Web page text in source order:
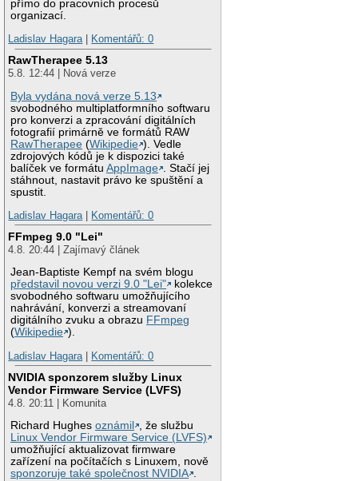
přímo do pracovních procesů
organizací.
Ladislav Hagara| Komentářů: 0
RawTherapee 5.13
5.8. 12:44 | Nová verze
Byla vydána nová verze 5.13
svobodného multiplatformního softwaru
pro konverzi a zpracování digitálních
fotografií primárně ve formátů RAW
RawTherapee (Wikipedie ). Vedle
zdrojových kódů je k dispozici také
balíček ve formátuAppImage
. Stačí jej
stáhnout, nastavit právo ke spuštění a
spustit.
Ladislav Hagara| Komentářů: 0
FFmpeg 9.0 "Lei"
4.8. 20:44 | Zajímavý článek
Jean-Baptiste Kempf na svém blogu
představil novou verzi 9.0 "Lei"
kolekce
svobodného softwaru umožňujícího
nahrávání, konverzi a streamovaní
digitálního zvuku a obrazu FFmpeg
(Wikipedie ).
Ladislav Hagara| Komentářů: 0
NVIDIA sponzorem služby Linux
Vendor Firmware Service (LVFS)
4.8. 20:11 | Komunita
Richard Hughesoznámil
, že službu
Linux Vendor Firmware Service (LVFS)
umožňující aktualizovat firmware
zařízení na počítačích s Linuxem, nově
sponzoruje také společnost NVIDIA .